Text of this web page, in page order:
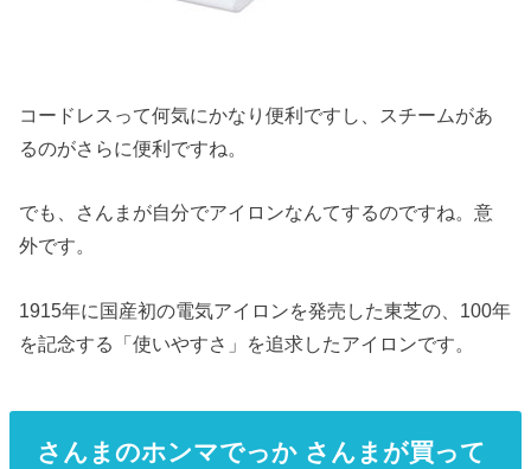
コードレスって何気にかなり便利ですし、スチームがあ
るのがさらに便利ですね。
でも、さんまが自分でアイロンなんてするのですね。意
外です。
1915年に国産初の電気アイロンを発売した東芝の、100年
を記念する「使いやすさ」を追求したアイロンです。
さんまのホンマでっか さんまが買って